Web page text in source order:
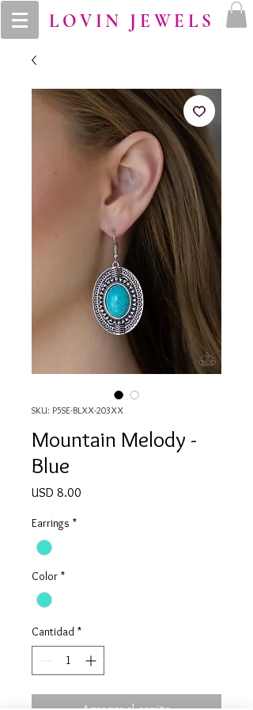
LOVIN JEWELS
SKU: P5SE-BLXX-203XX
Mountain Melody -
Blue
USD 8.00
Earrings *
Color *
Cantidad *